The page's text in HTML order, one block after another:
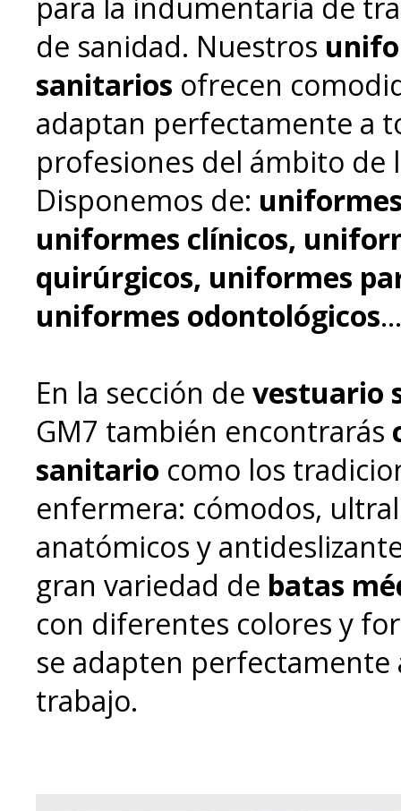
de sanidad. Nuestros
sanitarios ofrecen
adaptan perfectamente a
profesiones del ámbito de
Disponemos de:
uniformes clínicos,
quirúrgicos, uniformes
uniformes odontológicos...
En la sección de vestuario
GM7 también encontrarás
sanitario como los
enfermera: cómodos,
anatómicos y
gran variedad de batas
con diferentes colores y
se adapten
trabajo.